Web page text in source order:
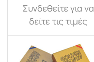
Συνδεθείτε για να
δείτε τις τιμές